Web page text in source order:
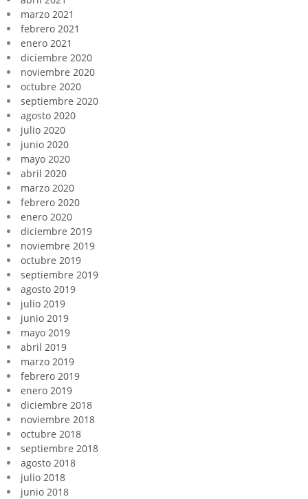
marzo 2021
febrero 2021
enero 2021
diciembre 2020
noviembre 2020
octubre 2020
septiembre 2020
agosto 2020
julio 2020
junio 2020
mayo 2020
abril 2020
marzo 2020
febrero 2020
enero 2020
diciembre 2019
noviembre 2019
octubre 2019
septiembre 2019
agosto 2019
julio 2019
junio 2019
mayo 2019
abril 2019
marzo 2019
febrero 2019
enero 2019
diciembre 2018
noviembre 2018
octubre 2018
septiembre 2018
agosto 2018
julio 2018
junio 2018